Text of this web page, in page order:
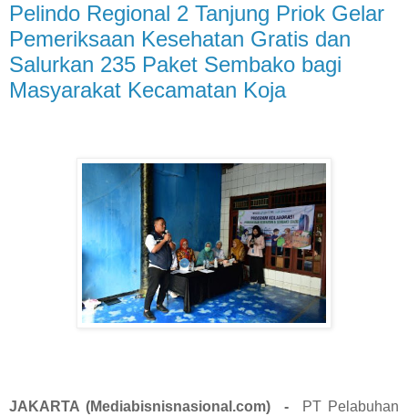
Pelindo Regional 2 Tanjung Priok Gelar
Pemeriksaan Kesehatan Gratis dan
Salurkan 235 Paket Sembako bagi
Masyarakat Kecamatan Koja
JAKARTA (Mediabisnisnasional.com) -
PT Pelabuhan